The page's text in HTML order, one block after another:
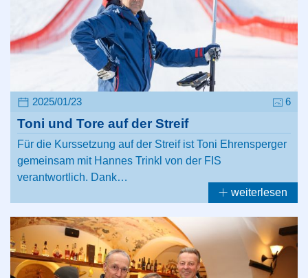
2025/01/23 6
Toni und Tore auf der Streif
Für die Kurssetzung auf der Streif ist Toni Ehrensperger
gemeinsam mit Hannes Trinkl von der FIS
verantwortlich. Dank…
weiterlesen